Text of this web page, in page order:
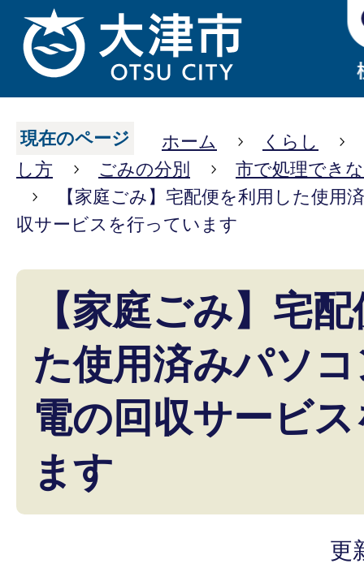
現在のページ ホーム
くらし
し方
ごみの分別
市で処理でき
【家庭ごみ】宅配便を利用した使用
収サービスを行っています
【家庭ごみ】宅
た使用済みパソ
電の回収サービ
ます
更